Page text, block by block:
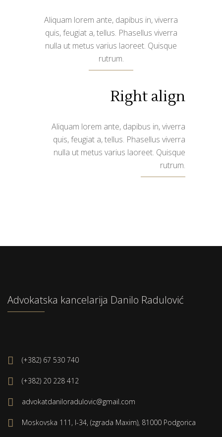
Aliquam lorem ante, dapibus in, viverra
quis, feugiat a, tellus. Phasellus viverra
nulla ut metus varius laoreet. Quisque
rutrum.
Right align
Aliquam lorem ante, dapibus in, viverra
quis, feugiat a, tellus. Phasellus viverra
nulla ut metus varius laoreet. Quisque
rutrum.
Advokatska kancelarija Danilo Radulović
(+382) 67 530 740
(+382) 20 228 412
advokatdaniloradulovic@gmail.com
Moskovska 111, I-34, (zgrada Maxim), 81000 Podgorica